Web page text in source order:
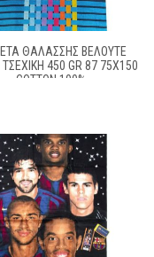
ΘΑΛΑΣΣΗΣ ΒΕΛΟΥΤΕ
450 GR 87 75X150
COTTON 100%